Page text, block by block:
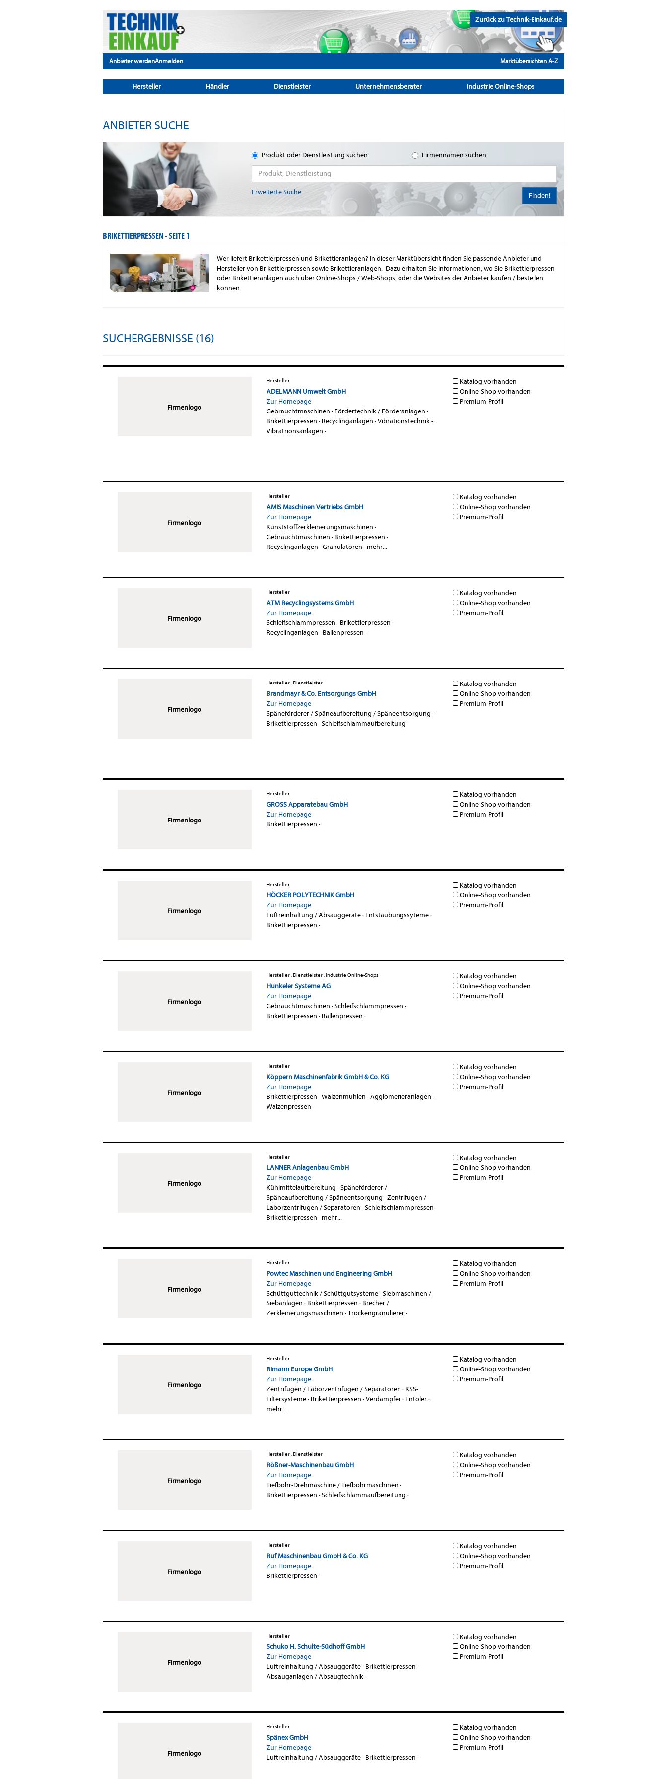
Zurück zu Technik-Einkauf.de
Anbieter werdenAnmelden Marktübersichten A-Z
Hersteller Händler Dienstleister Unternehmensberater Industrie Online-Shops
ANBIETER SUCHE
Produkt oder Dienstleistung suchen Firmennamen suchen
Erweiterte Suche Finden!
BRIKETTIERPRESSEN -SEITE 1
Wer liefert Brikettierpressen und Brikettieranlagen? In dieser Marktübersicht finden Sie passende Anbieter und
Hersteller von Brikettierpressen sowie Brikettieranlagen. Dazu erhalten Sie Informationen, wo Sie Brikettierpressen
oder Brikettieranlagen auch über Online-Shops / Web-Shops, oder die Websites der Anbieter kaufen / bestellen
können.
SUCHERGEBNISSE (16)
Firmenlogo
Hersteller
ADELMANN Umwelt GmbH
Zur Homepage
Gebrauchtmaschinen · Fördertechnik / Förderanlagen ·
Brikettierpressen · Recyclinganlagen ·Vibrationstechnik -
Vibratrionsanlagen ·
Katalog vorhanden
Online-Shop vorhanden
Premium-Profil
Firmenlogo
Hersteller
AMIS Maschinen Vertriebs GmbH
Zur Homepage
Kunststoffzerkleinerungsmaschinen ·
Gebrauchtmaschinen · Brikettierpressen ·
Recyclinganlagen ·Granulatoren · mehr...
Katalog vorhanden
Online-Shop vorhanden
Premium-Profil
Firmenlogo
Hersteller
ATM Recyclingsystems GmbH
Zur Homepage
Schleifschlammpressen · Brikettierpressen ·
Recyclinganlagen · Ballenpressen ·
Katalog vorhanden
Online-Shop vorhanden
Premium-Profil
Firmenlogo
Hersteller , Dienstleister
Brandmayr & Co. Entsorgungs GmbH
Zur Homepage
Späneförderer / Späneaufbereitung / Späneentsorgung ·
Brikettierpressen ·Schleifschlammaufbereitung ·
Katalog vorhanden
Online-Shop vorhanden
Premium-Profil
Firmenlogo
Hersteller
GROSS Apparatebau GmbH
Zur Homepage
Brikettierpressen ·
Katalog vorhanden
Online-Shop vorhanden
Premium-Profil
Firmenlogo
Hersteller
HÖCKER POLYTECHNIK GmbH
Zur Homepage
Luftreinhaltung / Absauggeräte· Entstaubungssyteme·
Brikettierpressen ·
Katalog vorhanden
Online-Shop vorhanden
Premium-Profil
Firmenlogo
Hersteller , Dienstleister , Industrie Online-Shops
Hunkeler Systeme AG
Zur Homepage
Gebrauchtmaschinen ·Schleifschlammpressen ·
Brikettierpressen · Ballenpressen ·
Katalog vorhanden
Online-Shop vorhanden
Premium-Profil
Firmenlogo
Hersteller
Köppern Maschinenfabrik GmbH & Co. KG
Zur Homepage
Brikettierpressen ·Walzenmühlen ·Agglomerieranlagen ·
Walzenpressen ·
Katalog vorhanden
Online-Shop vorhanden
Premium-Profil
Firmenlogo
Hersteller
LANNER Anlagenbau GmbH
Zur Homepage
Kühlmittelaufbereitung ·Späneförderer /
Späneaufbereitung / Späneentsorgung ·Zentrifugen /
Laborzentrifugen / Separatoren ·Schleifschlammpressen ·
Brikettierpressen · mehr...
Katalog vorhanden
Online-Shop vorhanden
Premium-Profil
Firmenlogo
Hersteller
Powtec Maschinen und Engineering GmbH
Zur Homepage
Schüttguttechnik / Schüttgutsysteme·Siebmaschinen /
Siebanlagen · Brikettierpressen · Brecher /
Zerkleinerungsmaschinen ·Trockengranulierer·
Katalog vorhanden
Online-Shop vorhanden
Premium-Profil
Firmenlogo
Hersteller
Rimann Europe GmbH
Zur Homepage
Zentrifugen / Laborzentrifugen / Separatoren · KSS-
Filtersysteme· Brikettierpressen ·Verdampfer· Entöler·
mehr...
Katalog vorhanden
Online-Shop vorhanden
Premium-Profil
Firmenlogo
Hersteller , Dienstleister
Rößner-Maschinenbau GmbH
Zur Homepage
Tiefbohr-Drehmaschine / Tiefbohrmaschinen ·
Brikettierpressen ·Schleifschlammaufbereitung ·
Katalog vorhanden
Online-Shop vorhanden
Premium-Profil
Firmenlogo
Hersteller
Ruf Maschinenbau GmbH & Co. KG
Zur Homepage
Brikettierpressen ·
Katalog vorhanden
Online-Shop vorhanden
Premium-Profil
Firmenlogo
Hersteller
Schuko H. Schulte-Südhoff GmbH
Zur Homepage
Luftreinhaltung / Absauggeräte· Brikettierpressen ·
Absauganlagen / Absaugtechnik·
Katalog vorhanden
Online-Shop vorhanden
Premium-Profil
Firmenlogo
Hersteller
Spänex GmbH
Zur Homepage
Luftreinhaltung / Absauggeräte· Brikettierpressen ·
Katalog vorhanden
Online-Shop vorhanden
Premium-Profil